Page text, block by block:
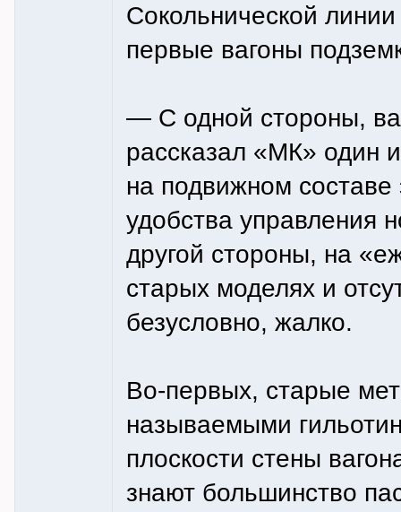
Сокольнической
первые вагоны
— С одной стороны,
рассказал «МК» один
на подвижном
удобства управления
другой стороны, на
старых моделях и
безусловно, жалко.
Во-первых, старые
называемыми
плоскости стены
знают большинство